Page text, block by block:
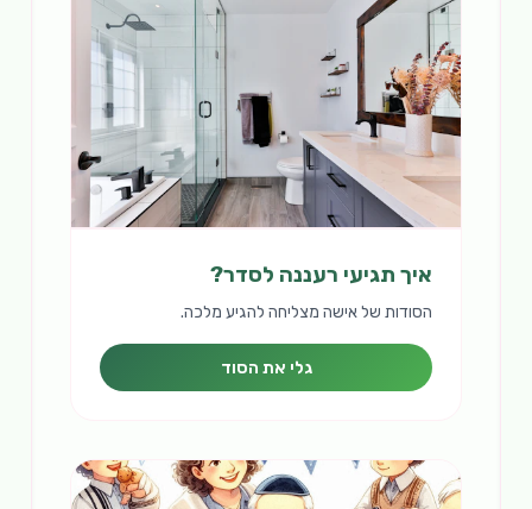
איך תגיעי רעננה לסדר?
הסודות של אישה מצליחה להגיע מלכה.
גלי את הסוד